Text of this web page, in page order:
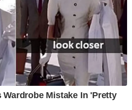
Mistake In 'Pretty